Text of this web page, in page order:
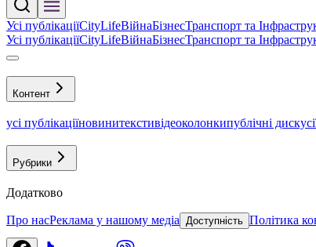
Усі публікаціїCityLifeВійнаБізнесТранспорт та
Усі публікаціїCityLifeВійнаБізнесТранспорт та
Контент
усі публікаціїновинитекстивідеоколонкипублічні
Рубрики
Додатково
Про насРеклама у нашому медіа Доступність Політика